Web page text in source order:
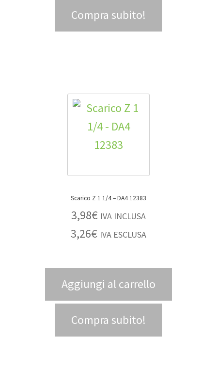
Compra subito!
Scarico Z 1 1/4 – DA4 12383
3,98€ IVA INCLUSA
3,26€ IVA ESCLUSA
Aggiungi al carrello
Compra subito!